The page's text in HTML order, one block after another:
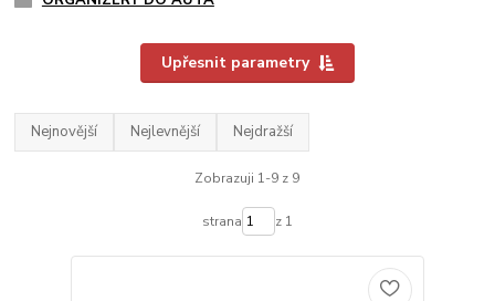
Upřesnit parametry
Nejnovější Nejlevnější Nejdražší
Zobrazuji 1-9 z 9
strana z 1